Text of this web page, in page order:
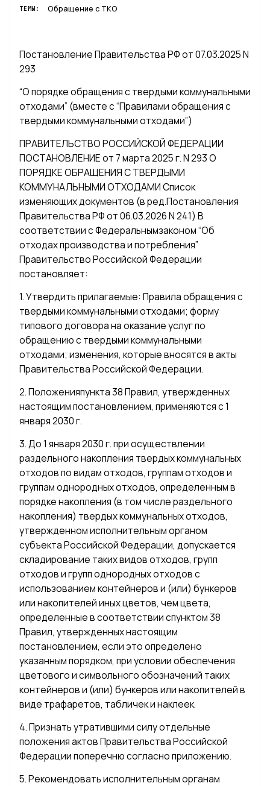
ТЕМЫ: Обращение с ТКО
Постановление Правительства РФ от 07.03.2025 N
293
“О порядке обращения с твердыми коммунальными
отходами” (вместе с “Правилами обращения с
твердыми коммунальными отходами”)
ПРАВИТЕЛЬСТВО РОССИЙСКОЙ ФЕДЕРАЦИИ
ПОСТАНОВЛЕНИЕ от 7 марта 2025 г. N 293 О
ПОРЯДКЕ ОБРАЩЕНИЯ С ТВЕРДЫМИ
КОММУНАЛЬНЫМИ ОТХОДАМИ Список
изменяющих документов (в ред.Постановления
Правительства РФ от 06.03.2026 N 241) В
соответствии с Федеральнымзаконом “Об
отходах производства и потребления”
Правительство Российской Федерации
постановляет:
1. Утвердить прилагаемые: Правила обращения с
твердыми коммунальными отходами; форму
типового договора на оказание услуг по
обращению с твердыми коммунальными
отходами; изменения, которые вносятся в акты
Правительства Российской Федерации.
2. Положенияпункта 38 Правил, утвержденных
настоящим постановлением, применяются с 1
января 2030 г.
3. До 1 января 2030 г. при осуществлении
раздельного накопления твердых коммунальных
отходов по видам отходов, группам отходов и
группам однородных отходов, определенным в
порядке накопления (в том числе раздельного
накопления) твердых коммунальных отходов,
утвержденном исполнительным органом
субъекта Российской Федерации, допускается
складирование таких видов отходов, групп
отходов и групп однородных отходов с
использованием контейнеров и (или) бункеров
или накопителей иных цветов, чем цвета,
определенные в соответствии спунктом 38
Правил, утвержденных настоящим
постановлением, если это определено
указанным порядком, при условии обеспечения
цветового и символьного обозначений таких
контейнеров и (или) бункеров или накопителей в
виде трафаретов, табличек и наклеек.
4. Признать утратившими силу отдельные
положения актов Правительства Российской
Федерации поперечню согласно приложению.
5. Рекомендовать исполнительным органам